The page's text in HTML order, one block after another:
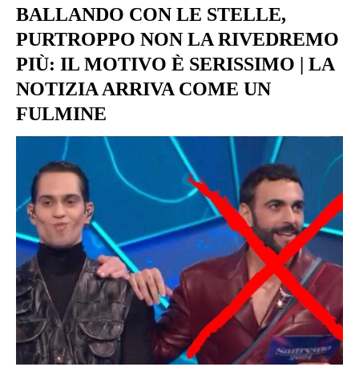
BALLANDO CON LE STELLE,
PURTROPPO NON LA RIVEDREMO
PIÙ: IL MOTIVO È SERISSIMO | LA
NOTIZIA ARRIVA COME UN
FULMINE